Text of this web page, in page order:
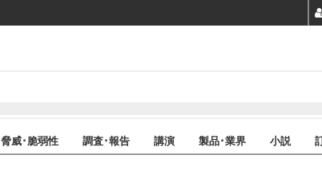
脅威･脆弱性 調査･報告 講演 製品･業界 小説